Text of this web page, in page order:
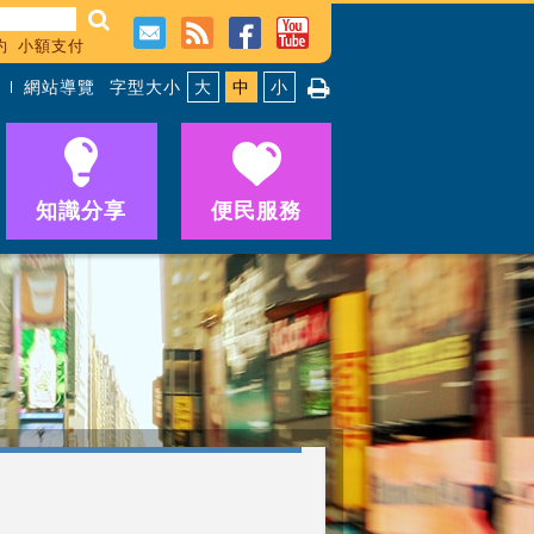
小額支付
網站導覽 字型大小 大 中 小
知識分享 便民服務